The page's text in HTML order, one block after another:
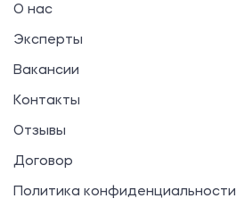
О нас
Эксперты
Вакансии
Контакты
Отзывы
Договор
Политика конфиденциальности